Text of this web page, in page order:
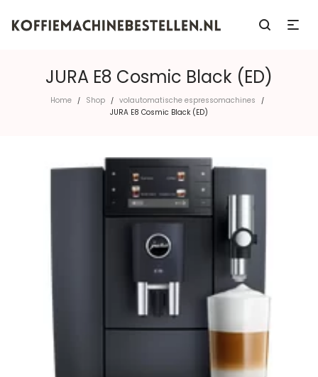
JURA E8 Cosmic Black (ED)
Home / Shop / volautomatische espressomachines /
JURA E8 Cosmic Black (ED)